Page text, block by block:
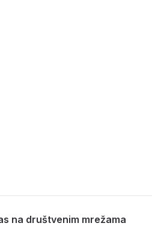
na društvenim mrežama